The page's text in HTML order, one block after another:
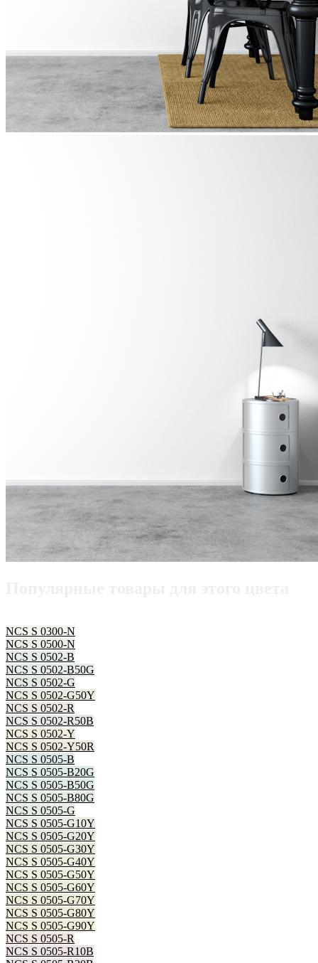
NCS S 0300-N
NCS S 0500-N
NCS S 0502-B
NCS S 0502-B50G
NCS S 0502-G
NCS S 0502-G50Y
NCS S 0502-R
NCS S 0502-R50B
NCS S 0502-Y
NCS S 0502-Y50R
NCS S 0505-B
NCS S 0505-B20G
NCS S 0505-B50G
NCS S 0505-B80G
NCS S 0505-G
NCS S 0505-G10Y
NCS S 0505-G20Y
NCS S 0505-G30Y
NCS S 0505-G40Y
NCS S 0505-G50Y
NCS S 0505-G60Y
NCS S 0505-G70Y
NCS S 0505-G80Y
NCS S 0505-G90Y
NCS S 0505-R
NCS S 0505-R10B